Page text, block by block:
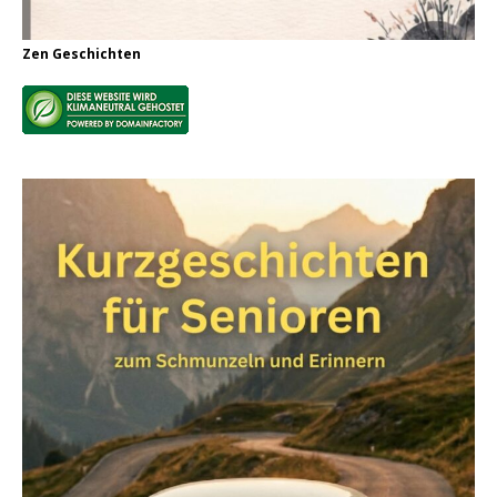
Zen Geschichten